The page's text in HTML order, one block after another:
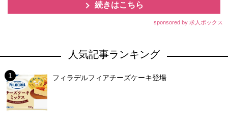
続きはこちら
sponsored by 求人ボックス
人気記事ランキング
フィラデルフィアチーズケーキ登場